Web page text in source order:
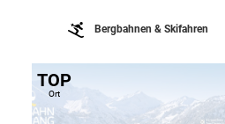
Bergbahnen & Skifahren
TOP
Ort